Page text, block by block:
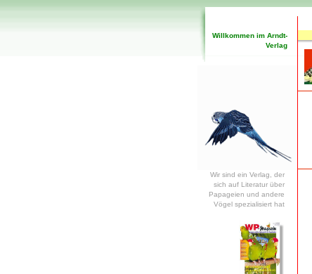
Willkommen im Arndt-
Verlag
Wir sind ein Verlag, der
sich auf Literatur über
Papageien und andere
Vögel spezialisiert hat